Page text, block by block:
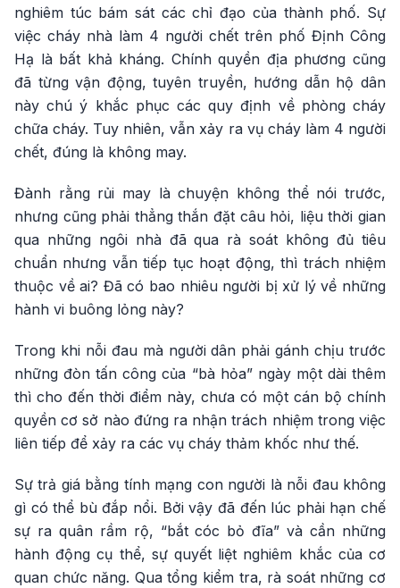
nghiêm túc bám sát các chỉ đạo của thành phố. Sự
việc cháy nhà làm 4 người chết trên phố Định Công
Hạ là bất khả kháng. Chính quyền địa phương cũng
đã từng vận động, tuyên truyền, hướng dẫn hộ dân
này chú ý khắc phục các quy định về phòng cháy
chữa cháy. Tuy nhiên, vẫn xảy ra vụ cháy làm 4 người
chết, đúng là không may.
Đành rằng rủi may là chuyện không thể nói trước,
nhưng cũng phải thẳng thắn đặt câu hỏi, liệu thời gian
qua những ngôi nhà đã qua rà soát không đủ tiêu
chuẩn nhưng vẫn tiếp tục hoạt động, thì trách nhiệm
thuộc về ai? Đã có bao nhiêu người bị xử lý về những
hành vi buông lỏng này?
Trong khi nỗi đau mà người dân phải gánh chịu trước
những đòn tấn công của “bà hỏa” ngày một dài thêm
thì cho đến thời điểm này, chưa có một cán bộ chính
quyền cơ sở nào đứng ra nhận trách nhiệm trong việc
liên tiếp để xảy ra các vụ cháy thảm khốc như thế.
Sự trả giá bằng tính mạng con người là nỗi đau không
gì có thể bù đắp nổi. Bởi vậy đã đến lúc phải hạn chế
sự ra quân rầm rộ, “bắt cóc bỏ đĩa” và cần những
hành động cụ thể, sự quyết liệt nghiêm khắc của cơ
quan chức năng. Qua tổng kiểm tra, rà soát những cơ